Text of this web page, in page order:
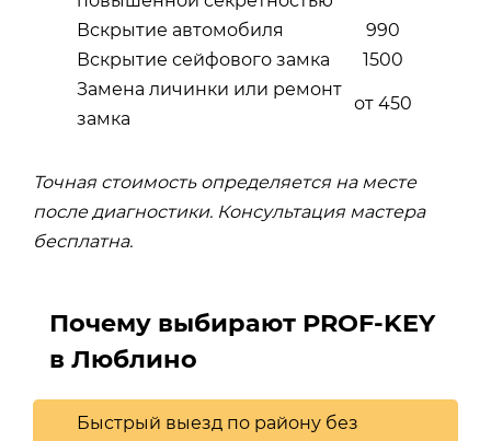
Вскрытие автомобиля
990
Вскрытие сейфового замка
1500
Замена личинки или ремонт
замка
от 450
Точная стоимость определяется на месте
после диагностики. Консультация мастера
бесплатна.
Почему выбирают PROF-KEY
в Люблино
Быстрый выезд по району без